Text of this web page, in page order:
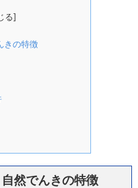
る]
きの特徴
然でんきの特徴